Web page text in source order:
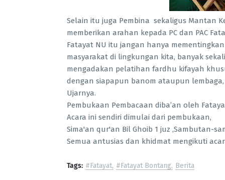
Selain itu juga Pembina sekaligus Mantan
memberikan arahan kepada PC dan PAC
Fatayat NU itu jangan hanya
masyarakat di lingkungan kita, banyak
mengadakan pelatihan fardhu kifayah
dengan siapapun banom ataupun
Ujarnya.
Pembukaan Pembacaan diba’an oleh
Acara ini sendiri dimulai dari pembukaan,
Sima'an qur'an Bil Ghoib 1 juz ,Sambutan-
Semua antusias dan khidmat mengikuti
Tags: #Fatayat #Fatayat Bontang Berita